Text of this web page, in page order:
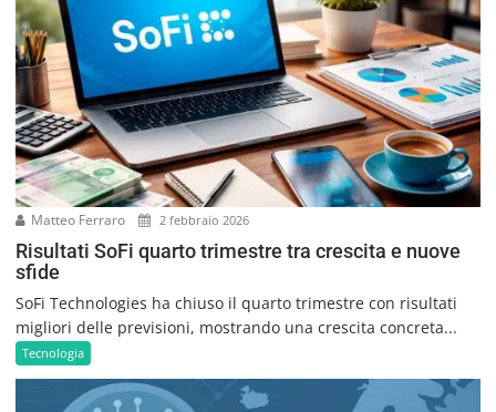
Matteo Ferraro 2 febbraio 2026
Risultati SoFi quarto trimestre tra crescita e nuove
sfide
SoFi Technologies ha chiuso il quarto trimestre con risultati
migliori delle previsioni, mostrando una crescita concreta...
Tecnologia